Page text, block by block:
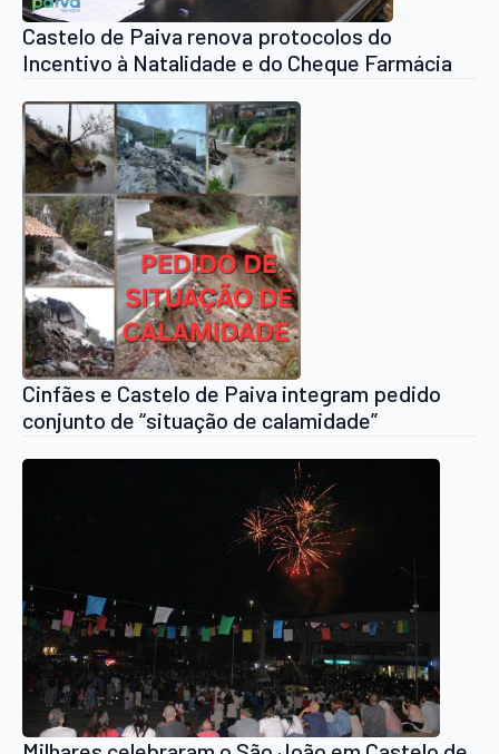
Castelo de Paiva renova protocolos do
Incentivo à Natalidade e do Cheque Farmácia
Cinfães e Castelo de Paiva integram pedido
conjunto de “situação de calamidade”